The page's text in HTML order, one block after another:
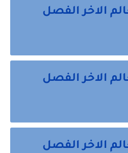
الاخر الفصل
الاخر الفصل
الاخر الفصل